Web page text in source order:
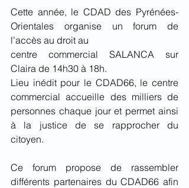
Cette année, le CDAD des Pyrénées-
Orientales organise un forum de
l’accès au droit au
centre commercial SALANCA sur
Claira de 14h30 à 18h.
Lieu inédit pour le CDAD66, le centre
commercial accueille des milliers de
personnes chaque jour et permet ainsi
à la justice de se rapprocher du
citoyen.
Ce forum propose de rassembler
différents partenaires du CDAD66 afin